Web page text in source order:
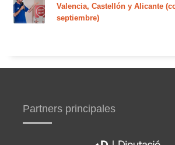
Valencia, Castellón y Alicante
septiembre)
Partners principales